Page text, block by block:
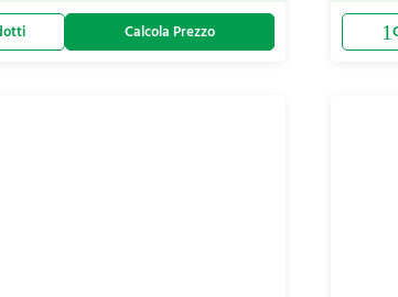
Calcola Prezzo